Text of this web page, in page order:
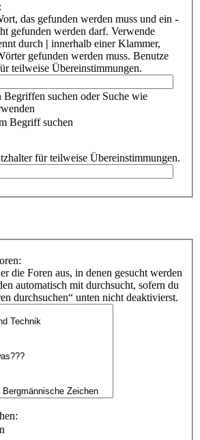
das gefunden werden muss und ein -
gefunden werden darf. Verwende
durch | innerhalb einer Klammer,
gefunden werden muss. Benutze
teilweise Übereinstimmungen.
Begriffen suchen oder Suche wie
Begriff suchen
für teilweise Übereinstimmungen.
die Foren aus, in denen gesucht werden
automatisch mit durchsucht, sofern du
durchsuchen“ unten nicht deaktivierst.